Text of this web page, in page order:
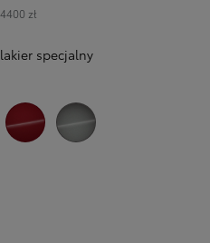
4400 zł
lakier specjalny